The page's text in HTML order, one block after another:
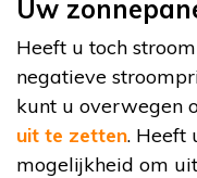
Uw
Heeft u toch
negatieve
kunt u overwegen
uit te zetten. Heeft
mogelijkheid om